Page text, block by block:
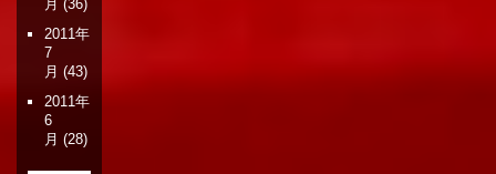
月 (36)
2011年
7
月 (43)
2011年
6
月 (28)